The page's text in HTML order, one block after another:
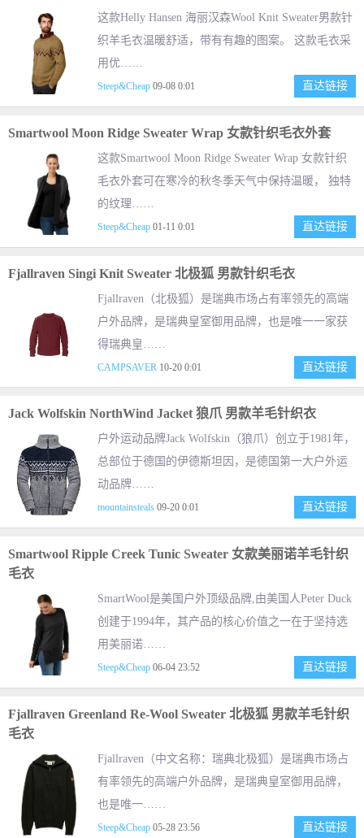
这款Helly Hansen 海丽汉森Wool Knit Sweater男款针
织羊毛衣温暖舒适，带有有趣的图案。 这款毛衣采
用优……
Steep&Cheap 09-08 0:01 直达链接
Smartwool Moon Ridge Sweater Wrap 女款针织毛衣外套
这款Smartwool Moon Ridge Sweater Wrap 女款针织
毛衣外套可在寒冷的秋冬季天气中保持温暖， 独特
的纹理……
Steep&Cheap 01-11 0:01 直达链接
Fjallraven Singi Knit Sweater 北极狐 男款针织毛衣
Fjallraven（北极狐）是瑞典市场占有率领先的高端
户外品牌，是瑞典皇室御用品牌，也是唯一一家获
得瑞典皇……
CAMPSAVER 10-20 0:01 直达链接
Jack Wolfskin NorthWind Jacket 狼爪 男款羊毛针织衣
户外运动品牌Jack Wolfskin（狼爪）创立于1981年，
总部位于德国的伊德斯坦因，是德国第一大户外运
动品牌……
mountainsteals 09-20 0:01 直达链接
Smartwool Ripple Creek Tunic Sweater 女款美丽诺羊毛针织
毛衣
SmartWool是美国户外顶级品牌,由美国人Peter Duck
创建于1994年，其产品的核心价值之一在于坚持选
用美丽诺……
Steep&Cheap 06-04 23:52 直达链接
Fjallraven Greenland Re-Wool Sweater 北极狐 男款羊毛针织
毛衣
Fjallraven（中文名称：瑞典北极狐）是瑞典市场占
有率领先的高端户外品牌，是瑞典皇室御用品牌，
也是唯一……
Steep&Cheap 05-28 23:56 直达链接